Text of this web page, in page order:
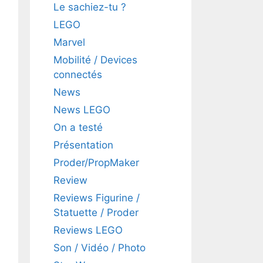
Le sachiez-tu ?
LEGO
Marvel
Mobilité / Devices
connectés
News
News LEGO
On a testé
Présentation
Proder/PropMaker
Review
Reviews Figurine /
Statuette / Proder
Reviews LEGO
Son / Vidéo / Photo